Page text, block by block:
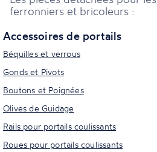
ferronniers et bricoleurs :
Accessoires de portails
Béquilles et verrous
Gonds et Pivots
Boutons et Poignées
Olives de Guidage
Rails pour portails coulissants
Roues pour portails coulissants